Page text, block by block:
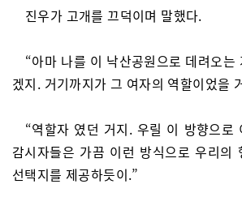
진우가 고개를 끄덕이며 말했다.
“아마 나를 이 낙산공원으로 데려오는
겠지. 거기까지가 그 여자의 역할이었을
“역할자 였던 거지. 우릴 이 방향으로
감시자들은 가끔 이런 방식으로 우리의
선택지를 제공하듯이.”